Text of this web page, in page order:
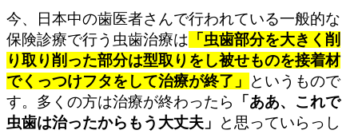
今、日本中の歯医者さんで行われている一般的な
保険診療で行う虫歯治療は 「虫歯部分を大きく削
り取り削った部分は型取りをし被せものを接着材
でくっつけフタをして治療が終了」
というもので
す。多くの方は治療が終わったら
「ああ、これで
虫歯は治ったからもう大丈夫」
と思っていらっし